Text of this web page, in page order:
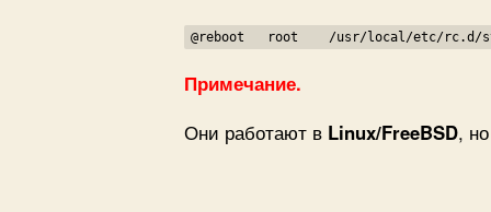
@reboot root /usr/local/etc/rc.d/
Примечание.
Они работают в Linux/FreeBSD,